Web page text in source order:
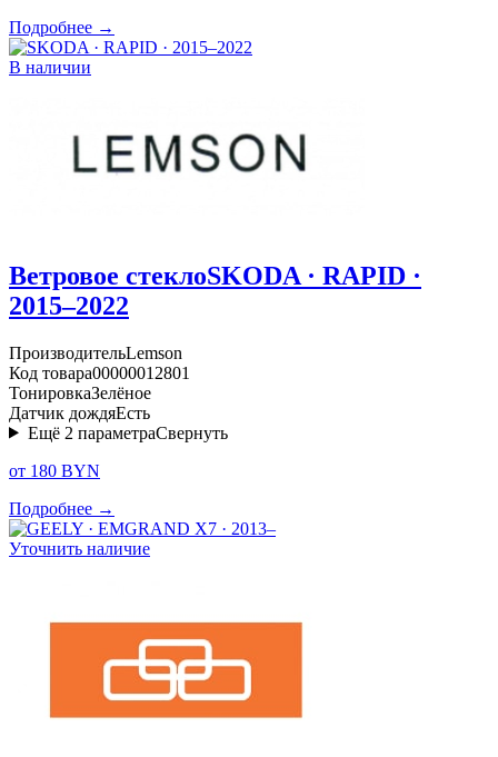
Подробнее →
В наличии
Ветровое стеклоSKODA · RAPID ·
2015–2022
ПроизводительLemson
Код товара00000012801
ТонировкаЗелёное
Датчик дождяЕсть
Ещё 2 параметраСвернуть
от 180 BYN
Подробнее →
Уточнить наличие